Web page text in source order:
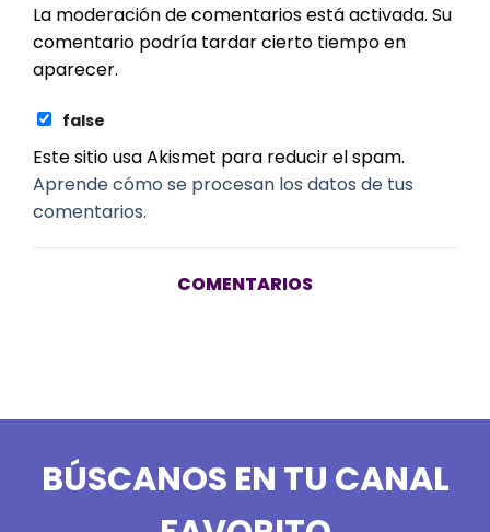
La moderación de comentarios está activada. Su
comentario podría tardar cierto tiempo en
aparecer.
false
Este sitio usa Akismet para reducir el spam.
Aprende cómo se procesan los datos de tus
comentarios.
COMENTARIOS
BÚSCANOS EN TU CANAL